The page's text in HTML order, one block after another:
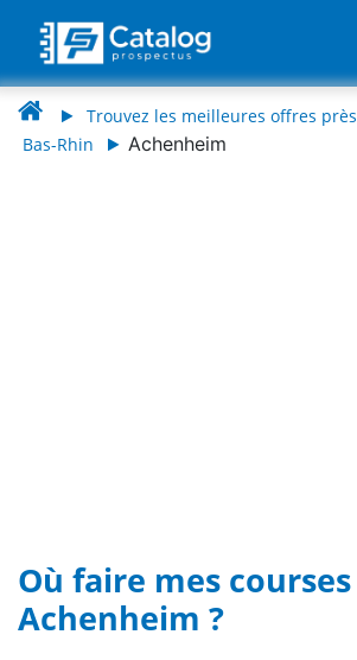
Trouvez les meilleures offres
Bas-Rhin
Achenheim
Où faire mes courses
Achenheim ?